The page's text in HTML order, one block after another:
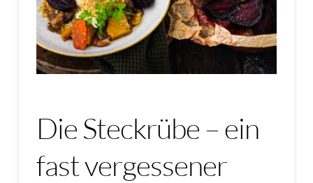
Die Steckrübe – ein
fast vergessener